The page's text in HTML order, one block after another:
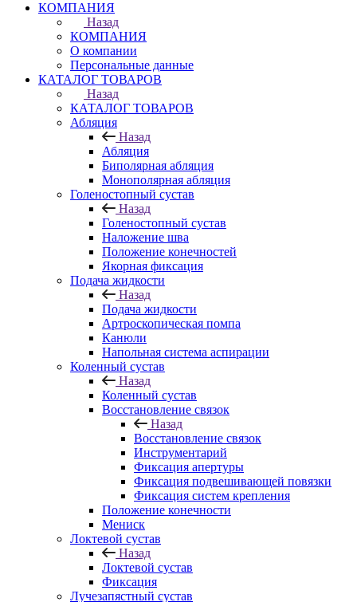
КОМПАНИЯ
Назад
КОМПАНИЯ
О компании
Персональные данные
КАТАЛОГ ТОВАРОВ
Назад
КАТАЛОГ ТОВАРОВ
Абляция
Назад
Абляция
Биполярная абляция
Монополярная абляция
Голеностопный сустав
Назад
Голеностопный сустав
Наложение шва
Положение конечностей
Якорная фиксация
Подача жидкости
Назад
Подача жидкости
Артроскопическая помпа
Канюли
Напольная система аспирации
Коленный сустав
Назад
Коленный сустав
Восстановление связок
Назад
Восстановление связок
Инструментарий
Фиксация апертуры
Фиксация подвешивающей повязки
Фиксация систем крепления
Положение конечности
Мениск
Локтевой сустав
Назад
Локтевой сустав
Фиксация
Лучезапястный сустав